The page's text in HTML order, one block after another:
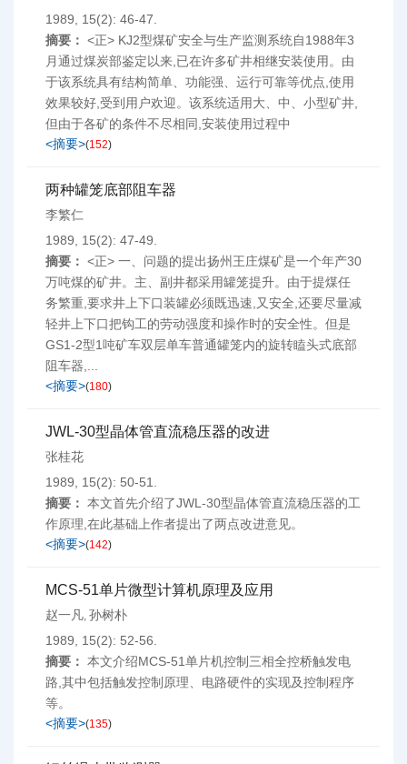
1989, 15(2): 46-47.
摘要： <正> KJ2型煤矿安全与生产监测系统自1988年3
月通过煤炭部鉴定以来,已在许多矿井相继安装使用。由
于该系统具有结构简单、功能强、运行可靠等优点,使用
效果较好,受到用户欢迎。该系统适用大、中、小型矿井,
但由于各矿的条件不尽相同,安装使用过程中
<摘要>(152)
两种罐笼底部阻车器
李繁仁
1989, 15(2): 47-49.
摘要： <正> 一、问题的提出扬州王庄煤矿是一个年产30
万吨煤的矿井。主、副井都采用罐笼提升。由于提煤任
务繁重,要求井上下口装罐必须既迅速,又安全,还要尽量减
轻井上下口把钩工的劳动强度和操作时的安全性。但是
GS1-2型1吨矿车双层单车普通罐笼内的旋转瞌头式底部
阻车器,...
<摘要>(180)
JWL-30型晶体管直流稳压器的改进
张桂花
1989, 15(2): 50-51.
摘要： 本文首先介绍了JWL-30型晶体管直流稳压器的工
作原理,在此基础上作者提出了两点改进意见。
<摘要>(142)
MCS-51单片微型计算机原理及应用
赵一凡, 孙树朴
1989, 15(2): 52-56.
摘要： 本文介绍MCS-51单片机控制三相全控桥触发电
路,其中包括触发控制原理、电路硬件的实现及控制程序
等。
<摘要>(135)